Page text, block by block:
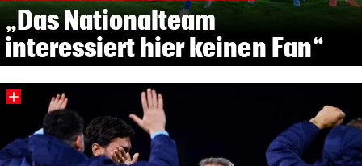
„Das Nationalteam
interessiert hier keinen Fan“